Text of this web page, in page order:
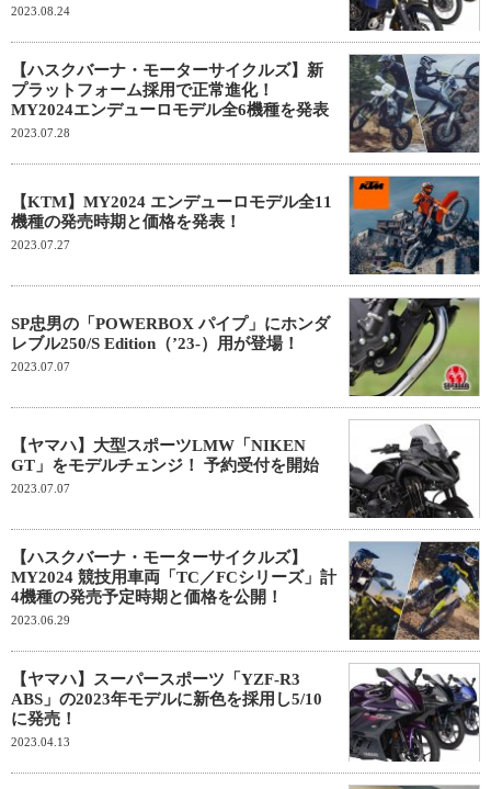
2023.08.24
【ハスクバーナ・モーターサイクルズ】新
プラットフォーム採用で正常進化！
MY2024エンデューロモデル全6機種を発表
2023.07.28
【KTM】MY2024 エンデューロモデル全11
機種の発売時期と価格を発表！
2023.07.27
SP忠男の「POWERBOX パイプ」にホンダ
レブル250/S Edition（’23-）用が登場！
2023.07.07
【ヤマハ】大型スポーツLMW「NIKEN
GT」をモデルチェンジ！ 予約受付を開始
2023.07.07
【ハスクバーナ・モーターサイクルズ】
MY2024 競技用車両「TC／FCシリーズ」計
4機種の発売予定時期と価格を公開！
2023.06.29
【ヤマハ】スーパースポーツ「YZF-R3
ABS」の2023年モデルに新色を採用し5/10
に発売！
2023.04.13